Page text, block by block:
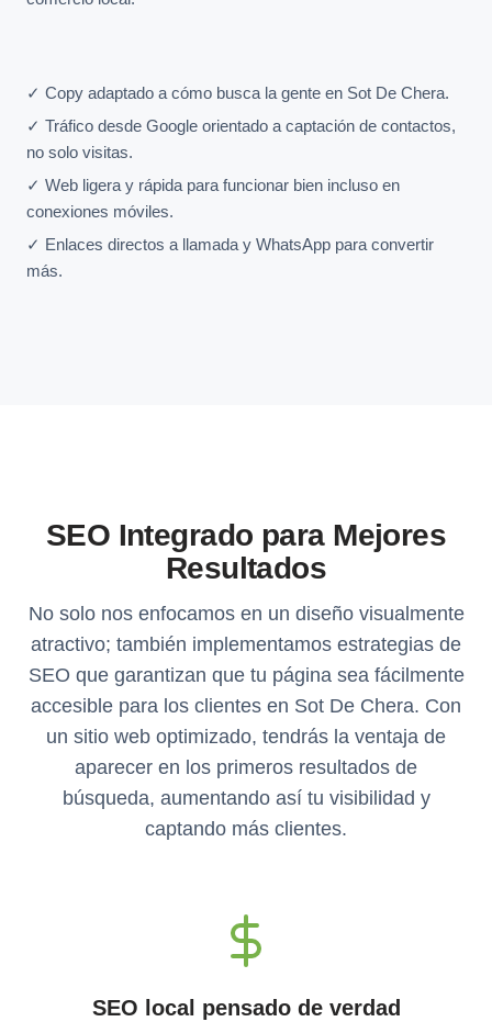
✓ Copy adaptado a cómo busca la gente en Sot De Chera.
✓ Tráfico desde Google orientado a captación de contactos,
no solo visitas.
✓ Web ligera y rápida para funcionar bien incluso en
conexiones móviles.
✓ Enlaces directos a llamada y WhatsApp para convertir
más.
SEO Integrado para Mejores
Resultados
No solo nos enfocamos en un diseño visualmente
atractivo; también implementamos estrategias de
SEO que garantizan que tu página sea fácilmente
accesible para los clientes en Sot De Chera. Con
un sitio web optimizado, tendrás la ventaja de
aparecer en los primeros resultados de
búsqueda, aumentando así tu visibilidad y
captando más clientes.
SEO local pensado de verdad